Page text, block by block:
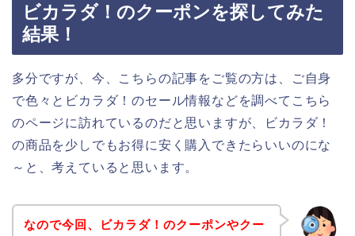
ビカラダ！のクーポンを探してみた
結果！
多分ですが、今、こちらの記事をご覧の方は、ご自身
で色々とビカラダ！のセール情報などを調べてこちら
のページに訪れているのだと思いますが、ビカラダ！
の商品を少しでもお得に安く購入できたらいいのにな
～と、考えていると思います。
なので今回、ビカラダ！のクーポンやクー